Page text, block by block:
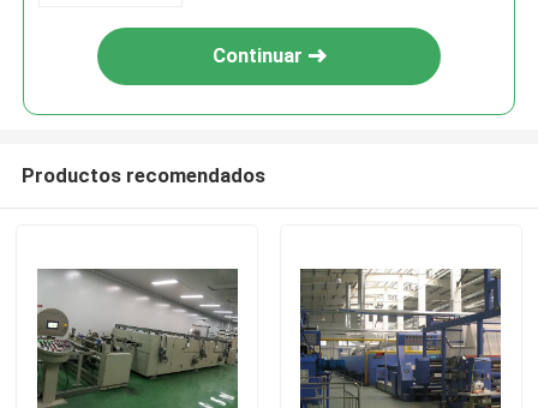
Continuar
Productos recomendados